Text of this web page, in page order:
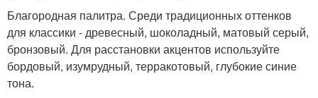
Благородная палитра. Среди традиционных оттенков
для классики - древесный, шоколадный, матовый серый,
бронзовый. Для расстановки акцентов используйте
бордовый, изумрудный, терракотовый, глубокие синие
тона.